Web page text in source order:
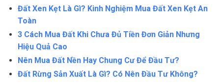
Đất Xen Kẹt Là Gì? Kinh Nghiệm Mua Đất Xen Kẹt An
Toàn
3 Cách Mua Đất Khi Chưa Đủ Tiền Đơn Giản Nhưng
Hiệu Quả Cao
Nên Mua Đất Nền Hay Chung Cư Để Đầu Tư?
Đất Rừng Sản Xuất Là Gì? Có Nên Đầu Tư Không?